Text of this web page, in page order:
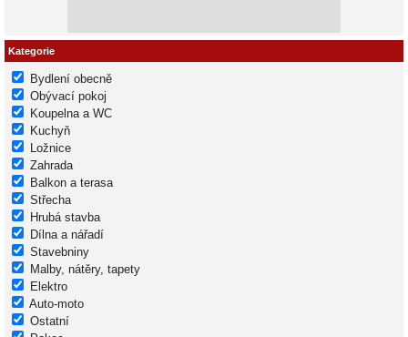
Kategorie
Bydlení obecně
Obývací pokoj
Koupelna a WC
Kuchyň
Ložnice
Zahrada
Balkon a terasa
Střecha
Hrubá stavba
Dílna a nářadí
Stavebniny
Malby, nátěry, tapety
Elektro
Auto-moto
Ostatní